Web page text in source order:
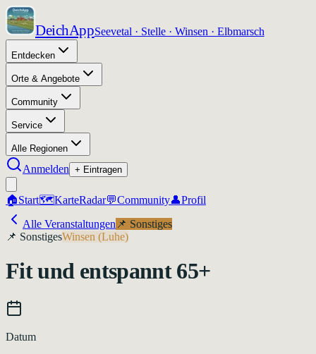
DeichAppSeevetal · Stelle · Winsen · Elbmarsch
Entdecken
Orte & Angebote
Community
Service
Alle Regionen
Anmelden + Eintragen
🏠Start🗺️KarteRadar💬Community👤Profil
Alle Veranstaltungen 📌 Sonstiges
📌 SonstigesWinsen (Luhe)
Fit und entspannt 65+
Datum